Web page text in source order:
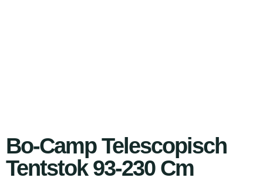
Bo-Camp Telescopisch
Tentstok 93-230 Cm